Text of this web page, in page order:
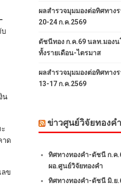
บ
น
าด
ลข
ผลสำรวจมุมมองต่อทิศทาง
20-24 ก.ค.2569
ดัชนีทอง ก.ค.69 นลท.มอง
ทั้งรายเดือน-ไตรมาส
ผลสำรวจมุมมองต่อทิศทาง
13-17 ก.ค.2569
ข่าวศูนย์วิจัยทองคำ
ทิศทางทองคำ-ดัชนี ก.ค
ผอ.ศูนย์วิจัยทองคำ
ทิศทางทองคำ-ดัชนี มิ.ย